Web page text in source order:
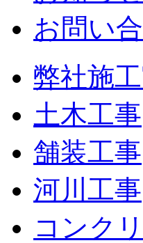
お問い
弊社施
土木工事
舗装工事
河川工事
コンク